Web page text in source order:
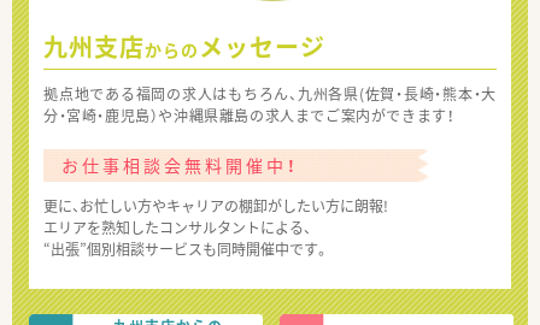
九州支店からの メッセージ
拠点地である福岡の求人はもちろん、九州各県(佐賀・長崎・熊本・大
分・宮崎・鹿児島）や沖縄県離島の求人までご案内ができます！
お仕事相談会無料開催中！
更に、お忙しい方やキャリアの棚卸がしたい方に朗報!
エリアを熟知したコンサルタントによる、
“出張”個別相談サービスも同時開催中です。